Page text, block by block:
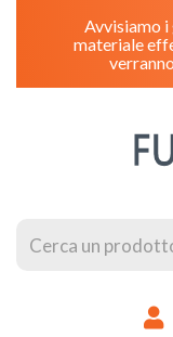
Avvisiamo
materiale
Prodotto